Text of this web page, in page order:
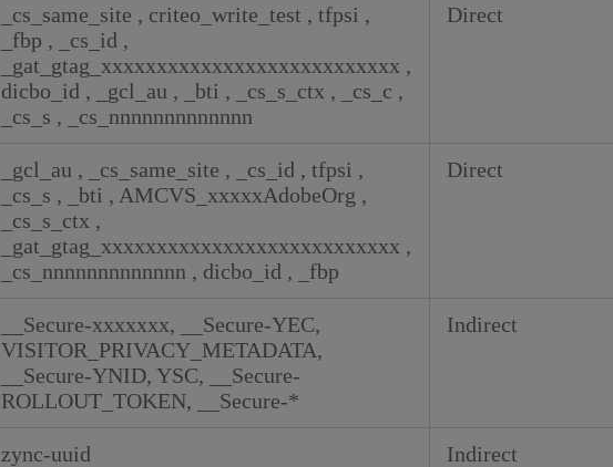
_cs_same_site , criteo_write_test , tfpsi ,
_fbp , _cs_id ,
_gat_gtag_xxxxxxxxxxxxxxxxxxxxxxxxxxx ,
dicbo_id , _gcl_au , _bti , _cs_s_ctx , _cs_c ,
_cs_s , _cs_nnnnnnnnnnnnn
Direct
_gcl_au , _cs_same_site , _cs_id , tfpsi ,
_cs_s , _bti , AMCVS_xxxxxAdobeOrg ,
_cs_s_ctx ,
_gat_gtag_xxxxxxxxxxxxxxxxxxxxxxxxxxx ,
_cs_nnnnnnnnnnnnn , dicbo_id , _fbp
Direct
__Secure-xxxxxxx, __Secure-YEC,
VISITOR_PRIVACY_METADATA,
__Secure-YNID, YSC, __Secure-
ROLLOUT_TOKEN, __Secure-*
Indirect
zync-uuid Indirect